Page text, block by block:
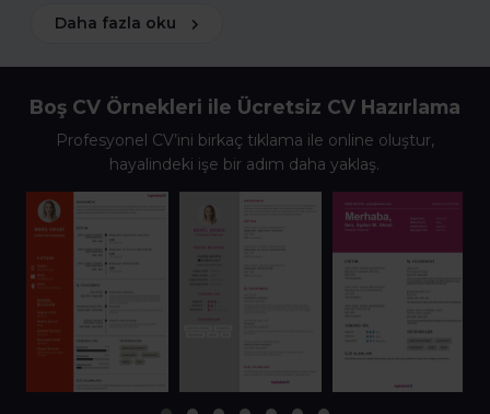
Daha fazla oku
Boş CV Örnekleri ile Ücretsiz CV Hazırlama
Profesyonel CV’ini birkaç tıklama ile online oluştur,
hayalindeki işe bir adım daha yaklaş.